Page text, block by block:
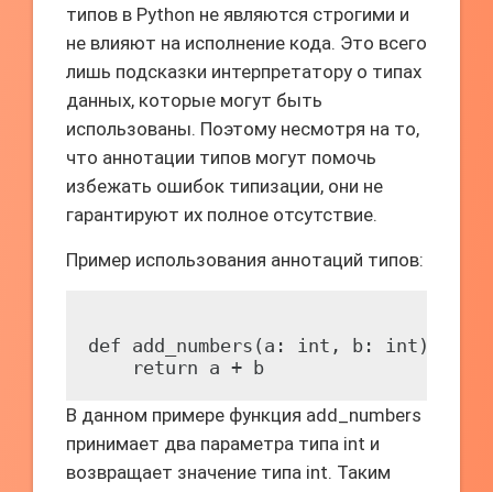
типов в Python не являются строгими и
не влияют на исполнение кода. Это всего
лишь подсказки интерпретатору о типах
данных, которые могут быть
использованы. Поэтому несмотря на то,
что аннотации типов могут помочь
избежать ошибок типизации, они не
гарантируют их полное отсутствие.
Пример использования аннотаций типов:
def add_numbers(a: int, b: int) ->
В данном примере функция add_numbers
принимает два параметра типа int и
возвращает значение типа int. Таким